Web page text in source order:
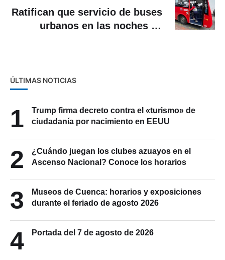
Ratifican que servicio de buses
urbanos en las noches se
ÚLTIMAS NOTICIAS
1
Trump firma decreto contra el «turismo» de
ciudadanía por nacimiento en EEUU
2
¿Cuándo juegan los clubes azuayos en el
Ascenso Nacional? Conoce los horarios
3
Museos de Cuenca: horarios y exposiciones
durante el feriado de agosto 2026
4 Portada del 7 de agosto de 2026